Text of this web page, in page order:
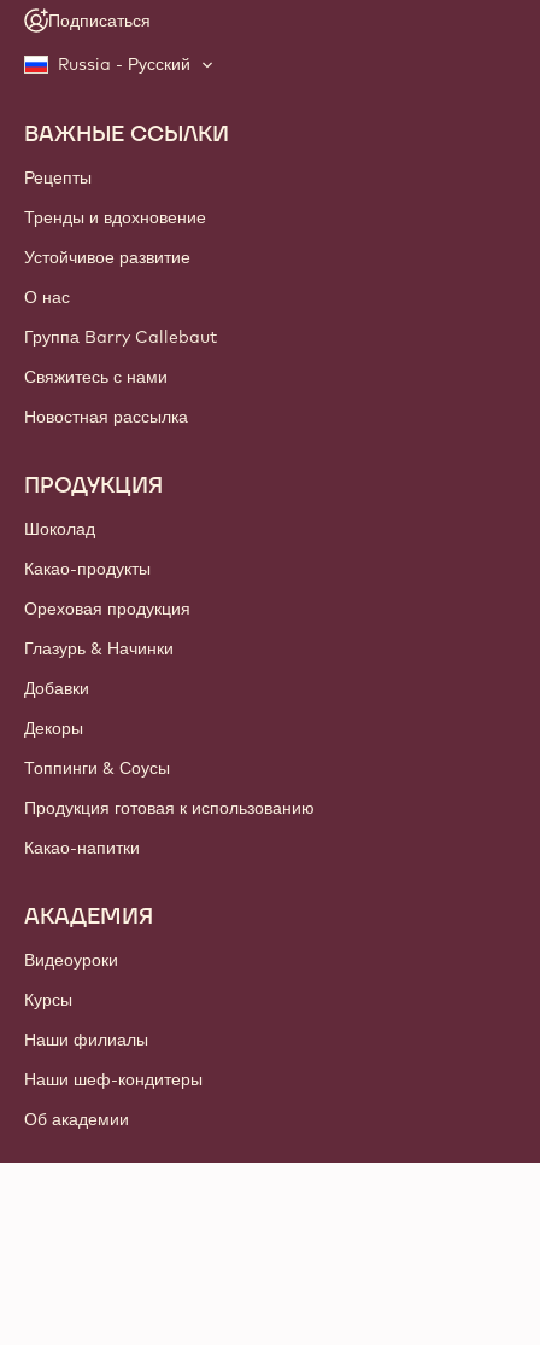
Подписаться
Russia - Русский
Footer
Callebaut
ВАЖНЫЕ ССЫЛКИ
Рецепты
Тренды и вдохновение
Устойчивое развитие
О нас
Группа Barry Callebaut
Свяжитесь с нами
Новостная рассылка
ПРОДУКЦИЯ
Шоколад
Какао-продукты
Ореховая продукция
Глазурь & Начинки
Добавки
Декоры
Топпинги & Соусы
Продукция готовая к использованию
Какао-напитки
АКАДЕМИЯ
Видеоуроки
Курсы
Наши филиалы
Наши шеф-кондитеры
Об академии